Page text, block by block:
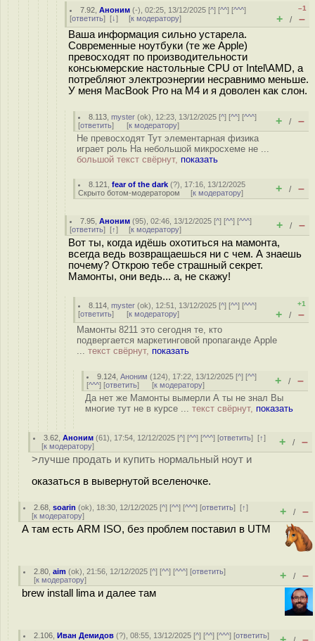
7.92 ,Аноним (-), 02:25, 13/12/2025 [^] [^^] [^^^]
[ответить] [↓] [к модератору]
–1
+ / –
Ваша информация сильно устарела.
Современные ноутбуки (те же Apple)
превосходят по производительности
консьюмерские настольные CPU от Intel\AMD, а
потребляют электроэнергии несравнимо меньше.
У меня MacBook Pro на M4 и я доволен как слон.
8.113 ,myster (ok), 12:23, 13/12/2025 [^] [^^] [^^^]
[ответить] [к модератору] + / –
Не превосходят Тут элементарная физика
играет роль На небольшой микросхеме не ...
большой текст свёрнут, показать
8.121 ,fear of the dark (?), 17:16, 13/12/2025
Скрыто ботом-модератором [к модератору] + / –
7.95 ,Аноним (95), 02:46, 13/12/2025 [^] [^^] [^^^]
[ответить] [↑] [к модератору] + / –
Вот ты, когда идёшь охотиться на мамонта,
всегда ведь возвращаешься ни с чем. А знаешь
почему? Открою тебе страшный секрет.
Мамонты, они ведь... а, не скажу!
8.114 ,myster (ok), 12:51, 13/12/2025 [^] [^^] [^^^]
[ответить] [к модератору]
+1
+ / –
Мамонты 8211 это сегодня те, кто
подвергается маркетинговой пропаганде Apple
... текст свёрнут, показать
9.124 ,Аноним (124), 17:22, 13/12/2025 [^] [^^]
[^^^] [ответить] [к модератору] + / –
Да нет же Мамонты вымерли А ты не знал Вы
многие тут не в курсе ... текст свёрнут, показать
3.62 ,Аноним (61), 17:54, 12/12/2025 [^] [^^] [^^^] [ответить][↑]
[к модератору] + / –
>лучше продать и купить нормальный ноут и
оказаться в вывернутой вселеночке.
2.68 ,soarin (ok), 18:30, 12/12/2025 [^] [^^] [^^^] [ответить][↑]
[к модератору] + / –
А там есть ARM ISO, без проблем поставил в UTM
2.80 ,aim (ok), 21:56, 12/12/2025 [^] [^^] [^^^] [ответить]
[к модератору] + / –
brew install lima и далее там
2.106 ,Иван Демидов (?), 08:55, 13/12/2025 [^] [^^] [^^^] [ответить]